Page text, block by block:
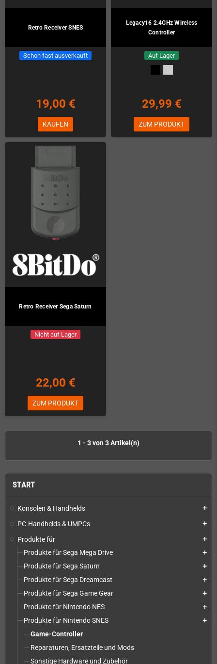
START
Konsolen & Handhelds add
PC-Handhelds & UMPCs add
Produkte für add
Produkte für Sega Mega Drive add
Produkte für Sega Saturn add
Produkte für Sega Dreamcast add
Produkte für Sega Game Gear add
Produkte für Nintendo NES add
Produkte für Nintendo SNES add
Game-Controller
Reparaturen, Ersatzteile und Mods
Sonstige Hardware und Zubehör
Retro Receiver SNES
Schon fast ausverkauft
19,00 €
KAUFEN
Legacy16 2.4GHz Wireless
Controller
Auf Lager
29,99 €
ZUM PRODUKT
Retro Receiver Sega Saturn
Nicht auf Lager
22,00 €
ZUM PRODUKT
1 - 3 von 3 Artikel(n)